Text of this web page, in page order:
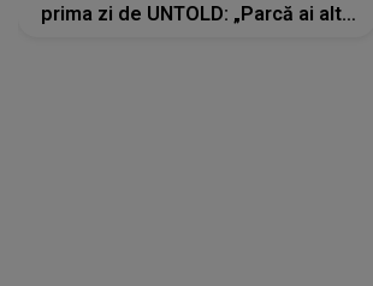
prima zi de UNTOLD: „Parcă ai altă